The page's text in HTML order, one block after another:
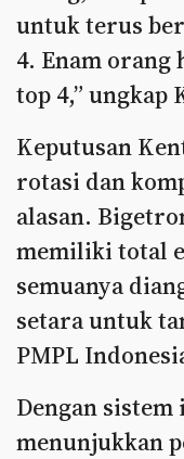
untuk terus
4. Enam
top 4,” ungkap
Keputusan
rotasi dan
alasan.
memiliki total
semuanya
setara untuk
PMPL
Dengan
menunjukkan